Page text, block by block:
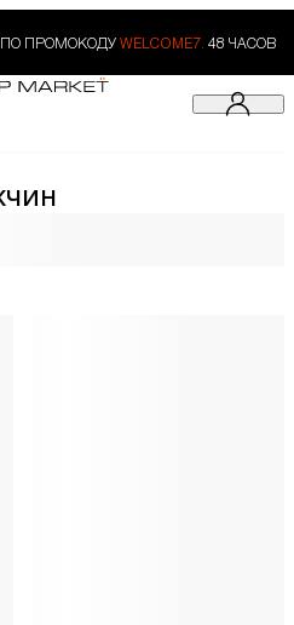
ПРОМОКОДУ WELCOME7. 48 ЧАСОВ